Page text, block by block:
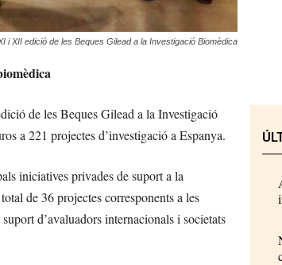
i XII edició de les Beques Gilead a la Investigació Biomèdica
de les Beques Gilead a la Investigació
a 221 projectes d’investigació a Espanya.
iniciatives privades de suport a la
de 36 projectes corresponents a les
d’avaluadors internacionals i societats